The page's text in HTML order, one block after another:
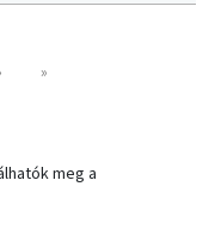
› »
meg a